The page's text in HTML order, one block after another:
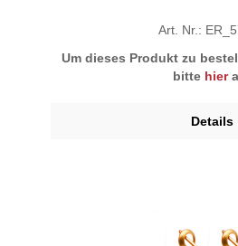
Art. Nr.:
Um dieses Produkt zu
bitte hier
Details